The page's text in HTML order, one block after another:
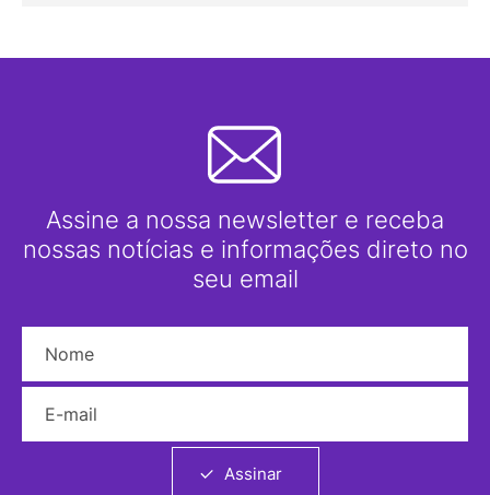
Assine a nossa newsletter e receba
nossas notícias e informações direto no
seu email
Assinar